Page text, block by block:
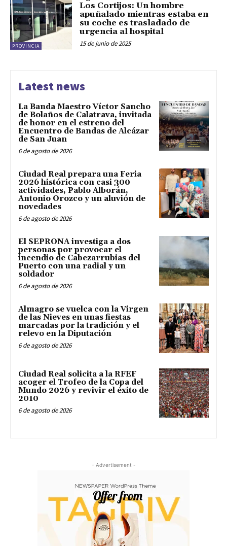
PROVINCIA
Los Cortijos: Un hombre
apuñalado mientras estaba en
su coche es trasladado de
urgencia al hospital
15 de junio de 2025
Latest news
La Banda Maestro Víctor Sancho
de Bolaños de Calatrava, invitada
de honor en el estreno del
Encuentro de Bandas de Alcázar
de San Juan
6 de agosto de 2026
Ciudad Real prepara una Feria
2026 histórica con casi 300
actividades, Pablo Alborán,
Antonio Orozco y un aluvión de
novedades
6 de agosto de 2026
El SEPRONA investiga a dos
personas por provocar el
incendio de Cabezarrubias del
Puerto con una radial y un
soldador
6 de agosto de 2026
Almagro se vuelca con la Virgen
de las Nieves en unas fiestas
marcadas por la tradición y el
relevo en la Diputación
6 de agosto de 2026
Ciudad Real solicita a la RFEF
acoger el Trofeo de la Copa del
Mundo 2026 y revivir el éxito de
2010
6 de agosto de 2026
- Advertisement -